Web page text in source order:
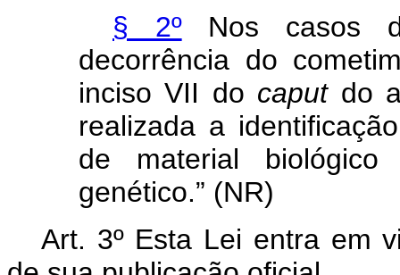
§ 2ºNos casos
decorrência do
inciso VII do caputdo
realizada a
de material
genético.” (NR)
Art. 3º Esta Lei entra em